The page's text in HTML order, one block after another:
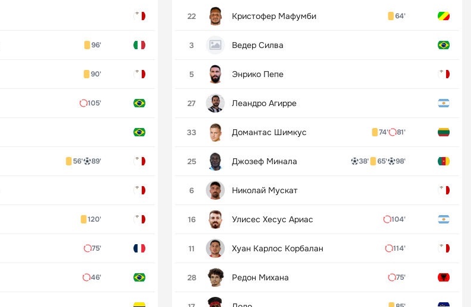
96'
90'
105'
56' 89'
120'
75'
46'
22 Кристофер Мафумби 64'
3 Ведер Силва
5 Энрико Пепе
27 Леандро Агирре
33 Домантас Шимкус 74' 81'
25 Джозеф Минала 38' 65' 98'
6 Николай Мускат
16 Улисес Хесус Ариас 104'
11 Хуан Карлос Корбалан 114'
28 Редон Михана 75'